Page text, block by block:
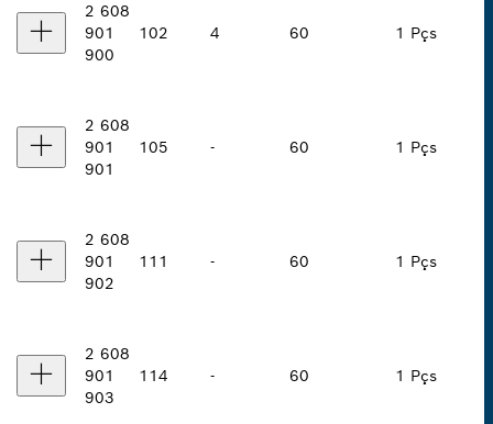
2 608
901
900
102 4 60 1 Pçs
2 608
901
901
105 - 60 1 Pçs
2 608
901
902
111 - 60 1 Pçs
2 608
901
903
114 - 60 1 Pçs